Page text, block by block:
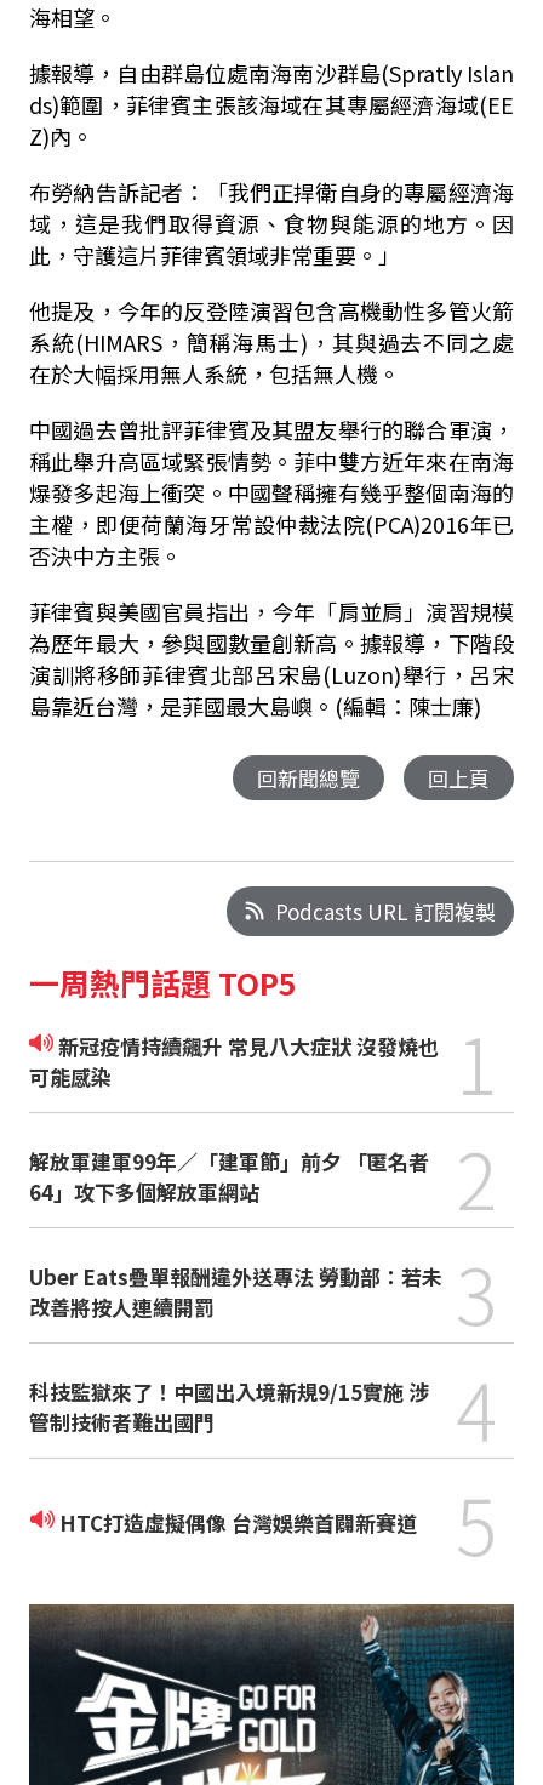
海相望。
據報導，自由群島位處南海南沙群島(Spratly Islan
ds)範圍，菲律賓主張該海域在其專屬經濟海域(EE
Z)內。
布勞納告訴記者：「我們正捍衛自身的專屬經濟海
域，這是我們取得資源、食物與能源的地方。因
此，守護這片菲律賓領域非常重要。」
他提及，今年的反登陸演習包含高機動性多管火箭
系統(HIMARS，簡稱海馬士)，其與過去不同之處
在於大幅採用無人系統，包括無人機。
中國過去曾批評菲律賓及其盟友舉行的聯合軍演，
稱此舉升高區域緊張情勢。菲中雙方近年來在南海
爆發多起海上衝突。中國聲稱擁有幾乎整個南海的
主權，即便荷蘭海牙常設仲裁法院(PCA)2016年已
否決中方主張。
菲律賓與美國官員指出，今年「肩並肩」演習規模
為歷年最大，參與國數量創新高。據報導，下階段
演訓將移師菲律賓北部呂宋島(Luzon)舉行，呂宋
島靠近台灣，是菲國最大島嶼。(編輯：陳士廉)
回新聞總覽 回上頁
Podcasts URL 訂閱複製
一周熱門話題 TOP5
新冠疫情持續飆升 常見八大症狀 沒發燒也
可能感染
1
解放軍建軍99年／「建軍節」前夕 「匿名者
64」攻下多個解放軍網站
2
Uber Eats疊單報酬違外送專法 勞動部：若未
改善將按人連續開罰
3
科技監獄來了！中國出入境新規9/15實施 涉
管制技術者難出國門
4
HTC打造虛擬偶像 台灣娛樂首闢新賽道 5